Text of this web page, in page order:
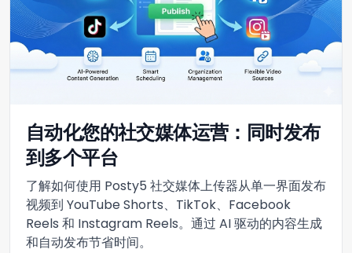
自动化您的社交媒体运营：同时发布
到多个平台
了解如何使用 Posty5 社交媒体上传器从单一界面发布
视频到 YouTube Shorts、TikTok、Facebook
Reels 和 Instagram Reels。通过 AI 驱动的内容生成
和自动发布节省时间。